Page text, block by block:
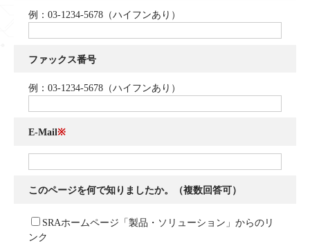
例：03-1234-5678（ハイフンあり）
ファックス番号
例：03-1234-5678（ハイフンあり）
E-Mail※
このページを何で知りましたか。（複数回答可）
SRAホームページ「製品・ソリューション」からのリ
ンク